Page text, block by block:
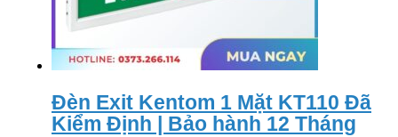
Đèn Exit Kentom 1 Mặt KT110 Đã
Kiểm Định | Bảo hành 12 Tháng